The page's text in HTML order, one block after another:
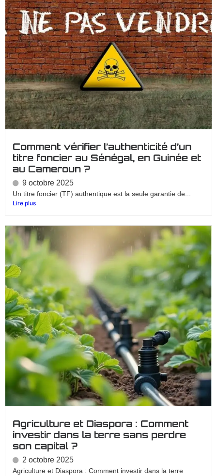
Comment vérifier l’authenticité d’un
titre foncier au Sénégal, en Guinée et
au Cameroun ?
9 octobre 2025
Un titre foncier (TF) authentique est la seule garantie de...
Lire plus
Agriculture et Diaspora : Comment
investir dans la terre sans perdre
son capital ?
2 octobre 2025
Agriculture et Diaspora : Comment investir dans la terre